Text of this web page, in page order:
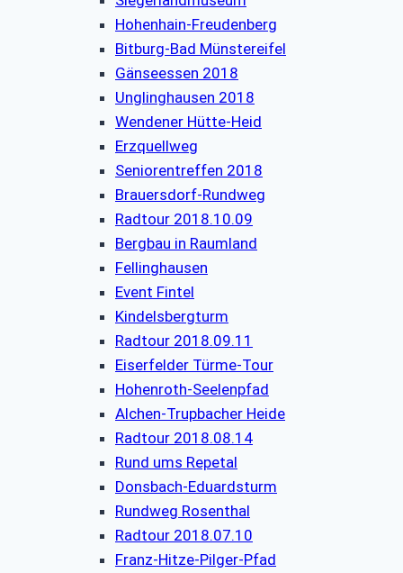
Hohenhain-Freudenberg
Bitburg-Bad Münstereifel
Gänseessen 2018
Unglinghausen 2018
Wendener Hütte-Heid
Erzquellweg
Seniorentreffen 2018
Brauersdorf-Rundweg
Radtour 2018.10.09
Bergbau in Raumland
Fellinghausen
Event Fintel
Kindelsbergturm
Radtour 2018.09.11
Eiserfelder Türme-Tour
Hohenroth-Seelenpfad
Alchen-Trupbacher Heide
Radtour 2018.08.14
Rund ums Repetal
Donsbach-Eduardsturm
Rundweg Rosenthal
Radtour 2018.07.10
Franz-Hitze-Pilger-Pfad